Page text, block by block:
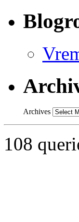
Archives
108